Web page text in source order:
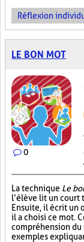
Réflexion
LE BON MOT
0
La technique Le
l’élève lit un court
Ensuite, il écrit un
il a choisi ce mot.
compréhension du
exemples